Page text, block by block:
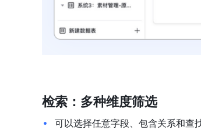
检索：多种维度筛选
可以选择任意字段、包含关系和查